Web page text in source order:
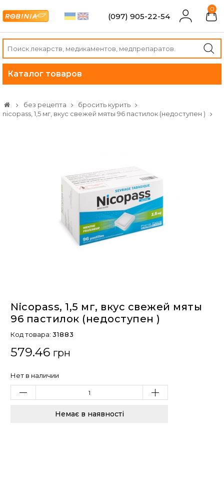
(097) 905-22-54
0
Каталог товаров
без рецепта
бросить курить
nicopass, 1,5 мг, вкус свежей мяты 96 пастилок (недоступен )
Nicopass, 1,5 мг, вкус свежей мяты
96 пастилок (недоступен )
Код товара: 31883
579.46 грн
Нет в наличии
Немає в наявності